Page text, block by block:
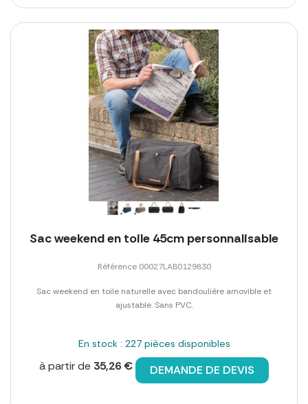
Sac weekend en toile 45cm personnalisable
Référence 00027LAB0129830
Sac weekend en toile naturelle avec bandoulière amovible et
ajustable. Sans PVC.
En stock : 227 pièces disponibles
à partir de 35,26 € DEMANDE DE DEVIS